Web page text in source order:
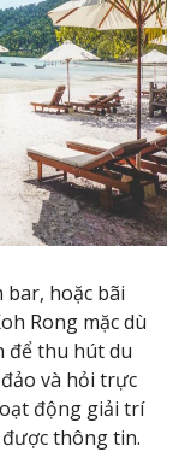
bar, hoặc bãi
Rong mặc dù
để thu hút du
và hỏi trực
động giải trí
thông tin.